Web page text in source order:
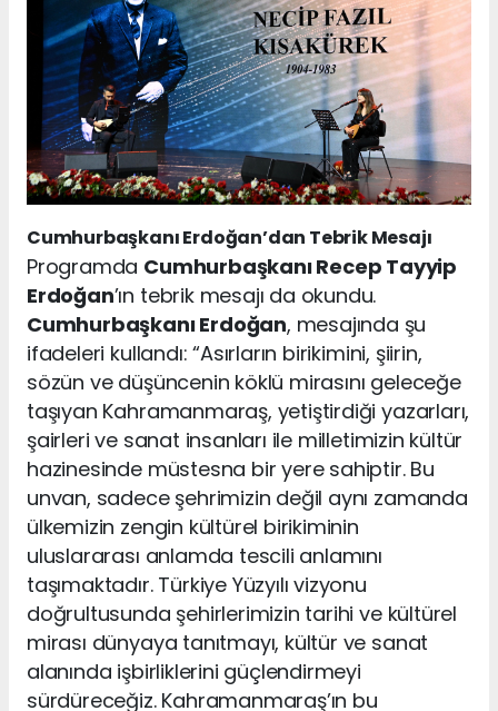
Cumhurbaşkanı Erdoğan’dan Tebrik Mesajı
Programda Cumhurbaşkanı Recep Tayyip
Erdoğan’ın tebrik mesajı da okundu.
Cumhurbaşkanı Erdoğan, mesajında şu
ifadeleri kullandı: “Asırların birikimini, şiirin,
sözün ve düşüncenin köklü mirasını geleceğe
taşıyan Kahramanmaraş, yetiştirdiği yazarları,
şairleri ve sanat insanları ile milletimizin kültür
hazinesinde müstesna bir yere sahiptir. Bu
unvan, sadece şehrimizin değil aynı zamanda
ülkemizin zengin kültürel birikiminin
uluslararası anlamda tescili anlamını
taşımaktadır. Türkiye Yüzyılı vizyonu
doğrultusunda şehirlerimizin tarihi ve kültürel
mirası dünyaya tanıtmayı, kültür ve sanat
alanında işbirliklerini güçlendirmeyi
sürdüreceğiz. Kahramanmaraş’ın bu